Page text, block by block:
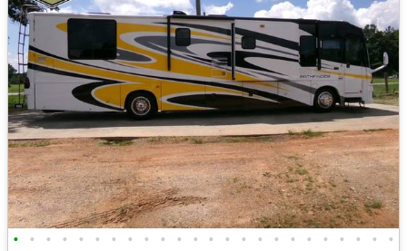
• • • • • • • • • • • • • • • • • • • • • • • •